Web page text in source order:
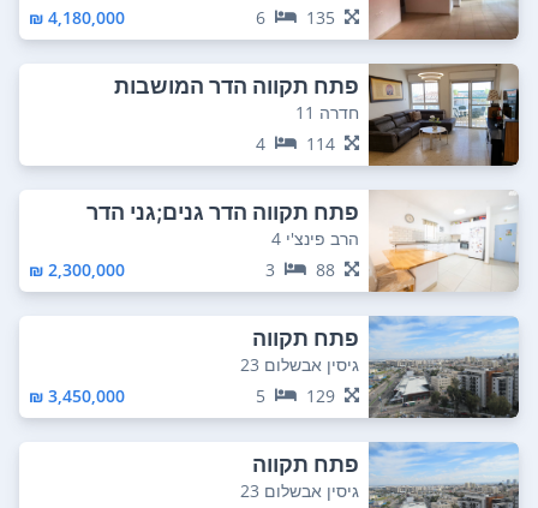
135
6
4,180,000 ₪
פתח תקווה הדר המושבות
חדרה 11
114
4
פתח תקווה הדר גנים;גני הדר
הרב פינצ'י 4
88
3
2,300,000 ₪
פתח תקווה
גיסין אבשלום 23
129
5
3,450,000 ₪
פתח תקווה
גיסין אבשלום 23